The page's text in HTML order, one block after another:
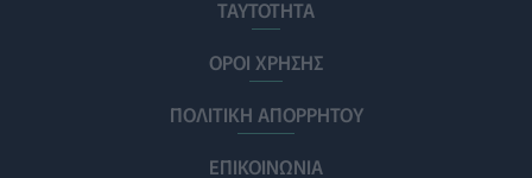
ΗΠΑ: Μεγάλη τράπεζα επενδύει 250 εκατ. δολάρια
τον χρόνο για φάρμακα GLP-1 στους εργαζομένους
07/08/2026 - 13:00
ΤΑΥΤΟΤΗΤΑ
ΟΡΟΙ ΧΡΗΣΗΣ
ΠΟΛΙΤΙΚΗ ΑΠΟΡΡΗΤΟΥ
ΕΠΙΚΟΙΝΩΝΙΑ